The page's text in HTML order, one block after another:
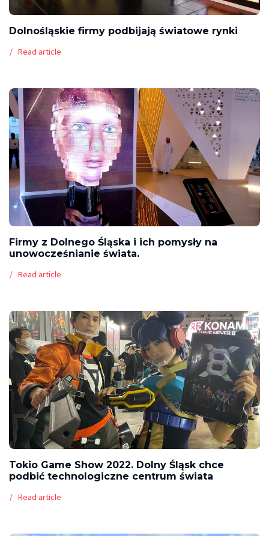
Dolnośląskie firmy podbijają światowe rynki
Read article
Firmy z Dolnego Śląska i ich pomysły na
unowocześnianie świata.
Read article
Tokio Game Show 2022. Dolny Śląsk chce
podbić technologiczne centrum świata
Read article